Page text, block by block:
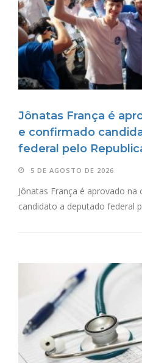
Jônatas França é
e confirmado
federal pelo
5 DE AGOSTO DE 2026
Jônatas França é aprovado
candidato a deputado federal